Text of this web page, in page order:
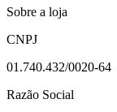
Sobre a loja
CNPJ
01.740.432/0020-64
Razão Social